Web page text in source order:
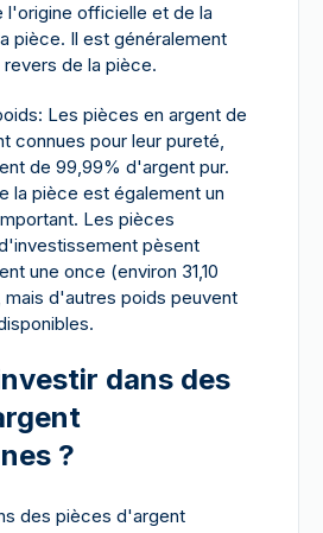
l'origine officielle et de la
pièce. Il est généralement
revers de la pièce.
Les pièces en argent de
connues pour leur pureté,
de 99,99% d'argent pur.
la pièce est également un
Les pièces
pèsent
une once (environ 31,10
mais d'autres poids peuvent
dans des
?
des pièces d'argent